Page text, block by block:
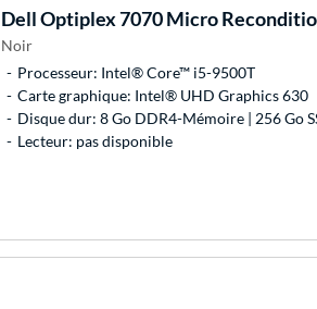
DellOptiplex 7070 Micro
Noir
Processeur: Intel® Core™ i5-9500T
Carte graphique: Intel® UHD Graphics 630
Disque dur: 8 Go DDR4-Mémoire | 256 Go
Lecteur: pas disponible